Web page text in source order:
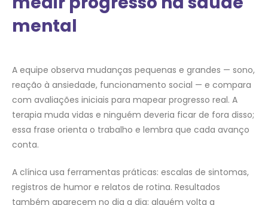
mental
A equipe observa mudanças pequenas e grandes — sono,
reação à ansiedade, funcionamento social — e compara
com avaliações iniciais para mapear progresso real. A
terapia muda vidas e ninguém deveria ficar de fora disso;
essa frase orienta o trabalho e lembra que cada avanço
conta.
A clínica usa ferramentas práticas: escalas de sintomas,
registros de humor e relatos de rotina. Resultados
também aparecem no dia a dia: alguém volta a